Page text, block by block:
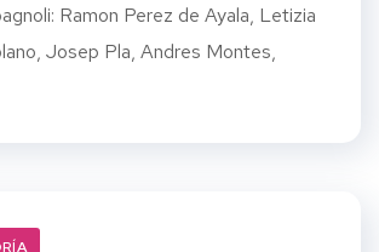
Ramon Perez de Ayala, Letizia
Josep Pla, Andres Montes,